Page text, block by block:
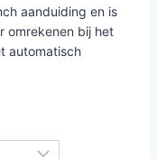
aanduiding en is
omrekenen bij het
automatisch